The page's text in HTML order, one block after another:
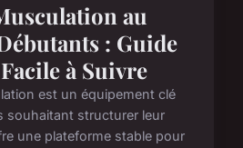
au
: Guide
à Suivre
est un équipement clé
souhaitant structurer leur
une plateforme stable pour